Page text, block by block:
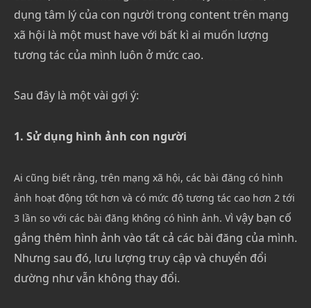
dụng tâm lý của con người trong content trên mạng
xã hội là một must have với bất kì ai muốn lượng
tương tác của mình luôn ở mức cao.
Sau đây là một vài gợi ý:
1. Sử dụng hình ảnh con người
Ai cũng biết rằng, trên mạng xã hội, các bài đăng có hình
ảnh hoạt động tốt hơn và có mức độ tương tác cao hơn 2 tới
3 lần so với các bài đăng không có hình ảnh. Vì vậy bạn cố
gắng thêm hình ảnh vào tất cả các bài đăng của mình.
Nhưng sau đó, lưu lượng truy cập và chuyển đổi
dường như vẫn không thay đổi.